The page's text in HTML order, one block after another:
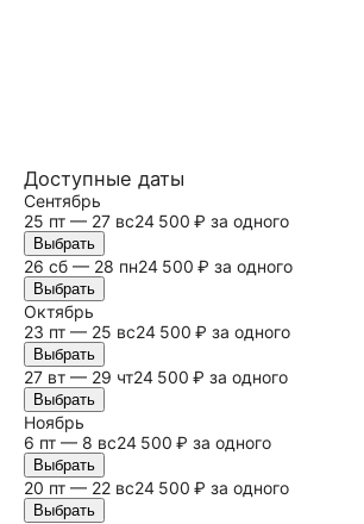
Доступные даты
Сентябрь
25 пт — 27 вс24 500 ₽ за одного
Выбрать
26 сб — 28 пн24 500 ₽ за одного
Выбрать
Октябрь
23 пт — 25 вс24 500 ₽ за одного
Выбрать
27 вт — 29 чт24 500 ₽ за одного
Выбрать
Ноябрь
6 пт — 8 вс24 500 ₽ за одного
Выбрать
20 пт — 22 вс24 500 ₽ за одного
Выбрать